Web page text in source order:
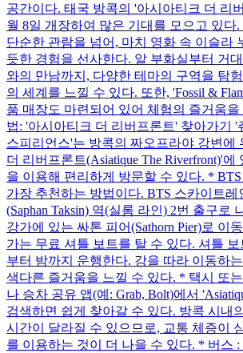
공간이다. 태국 방콕의 '아시아티크 더 리
월 8일 개장하여 많은 기대를 모으고 있다
단순한 관람을 넘어, 마치 영화 속 이슬라
듯한 경험을 선사한다. 알 부화실부터 거
와의 만남까지, 다양한 테마의 구역을 탐
의 세계를 느낄 수 있다. 또한, 'Fossil &
품 매장도 마련되어 있어 체험의 즐거움
법: '아시아티크 더 리버프론트' 찾아가기 '
스피리언스'는 방콕의 짜오프라야 강변에
더 리버프론트(Asiatique The Riverfront)'
을 이용해 편리하게 방문할 수 있다. *
가장 추천하는 방법이다. BTS 스카이트레
(Saphan Taksin) 역(실롬 라인) 2번 출구로
강가에 있는 싸톤 피어(Sathorn Pier)로 이
가는 무료 셔틀 보트를 탈 수 있다. 셔틀
부터 밤까지 운행한다. 강을 따라 이동하
색다른 즐거움을 느낄 수 있다. * 택시 또
나 승차 공유 앱(예: Grab, Bolt)에서
검색하면 쉽게 찾아갈 수 있다. 방콕 시내
시간이 달라질 수 있으므로, 교통 체증이
를 이용하는 것이 더 나을 수 있다. * 버스 :